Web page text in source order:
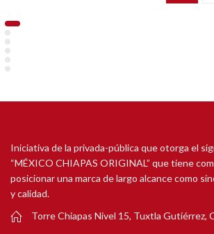
Iniciativa de la privada-pública que otorga el
“MÉXICO CHIAPAS ORIGINAL” que tiene
posicionar una marca de largo alcance como
y calidad.
Torre Chiapas Nivel 15, Tuxtla Gutiérrez,